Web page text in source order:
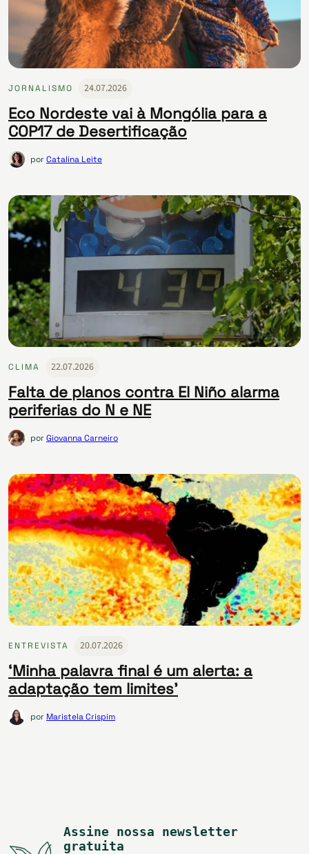
JORNALISMO 24.07.2026
Eco Nordeste vai à Mongólia para a
COP17 de Desertificação
porCatalina Leite
CLIMA 22.07.2026
Falta de planos contra El Niño alarma
periferias do N e NE
porGiovanna Carneiro
ENTREVISTA 20.07.2026
‘Minha palavra final é um alerta: a
adaptação tem limites’
por Maristela Crispim
Assine nossa newsletter
gratuita